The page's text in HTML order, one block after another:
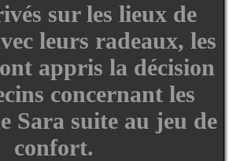
sur les lieux de
leurs radeaux, les
appris la décision
concernant les
Sara suite au jeu de
confort.